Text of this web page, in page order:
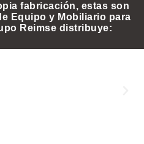
fabricación, estas son
Equipo y Mobiliario para
Reimse distribuye: